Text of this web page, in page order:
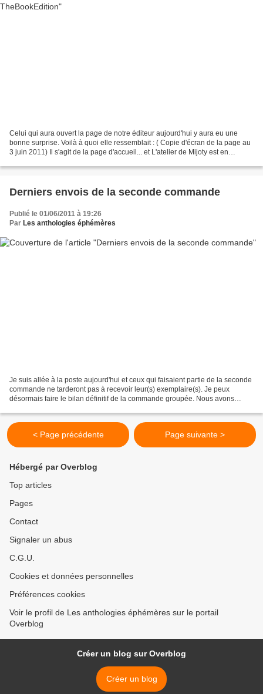
Celui qui aura ouvert la page de notre éditeur aujourd'hui y aura eu une
bonne surprise. Voilà à quoi elle ressemblait : ( Copie d'écran de la page au
3 juin 2011) Il s'agit de la page d'accueil... et L'atelier de Mijoty est en
Derniers envois de la seconde commande
Publié le 01/06/2011 à 19:26
Par Les anthologies éphémères
Je suis allée à la poste aujourd'hui et ceux qui faisaient partie de la seconde
commande ne tarderont pas à recevoir leur(s) exemplaire(s). Je peux
désormais faire le bilan définitif de la commande groupée. Nous avons
< Page précédente Page suivante >
Hébergé par Overblog
Top articles
Pages
Contact
Signaler un abus
C.G.U.
Cookies et données personnelles
Préférences cookies
Voir le profil de Les anthologies éphémères sur le portail
Overblog
Créer un blog sur Overblog
Créer un blog